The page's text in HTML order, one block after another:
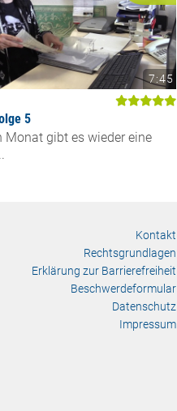
7:45
5
Monat gibt es wieder eine
Kontakt
Rechtsgrundlagen
Erklärung zur Barrierefreiheit
Beschwerdeformular
Datenschutz
Impressum